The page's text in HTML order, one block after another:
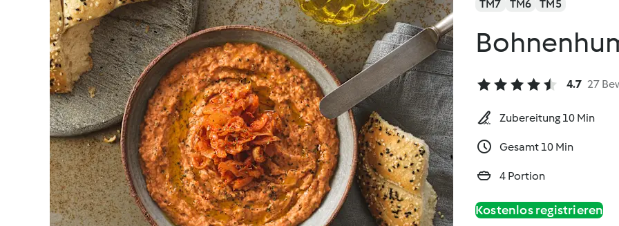
TM7 TM6 TM5
4.7 27
Zubereitung 10 Min
Gesamt 10 Min
4 Portion
Kostenlos registrieren